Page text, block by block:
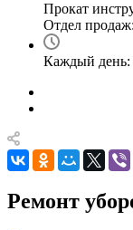
Прокат
Отдел продаж:
Каждый день:
Ремонт